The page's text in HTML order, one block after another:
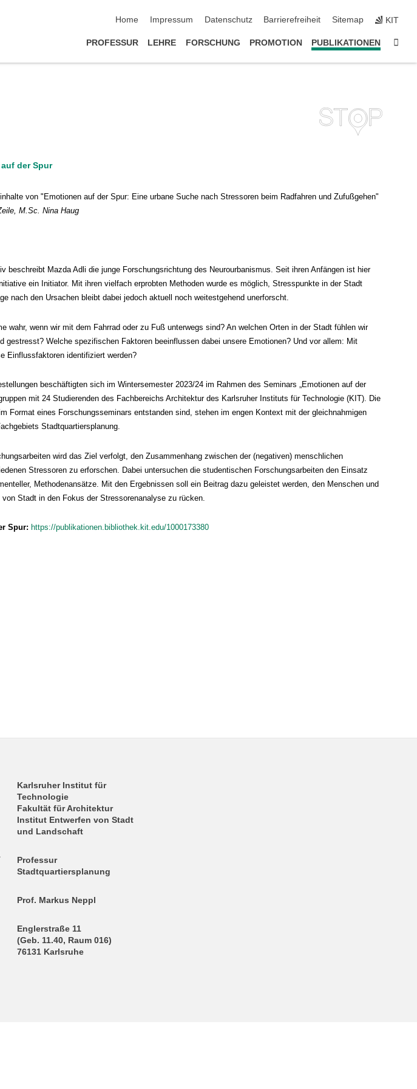
Home
Impressum Datenschutz Barrierefreiheit Sitemap KIT
PROFESSUR LEHRE FORSCHUNG PROMOTION PUBLIKATIONEN
der Spur
von "Emotionen auf der Spur: Eine urbane Suche nach Stressoren beim Radfahren und Zufußgehen"
M.Sc. Nina Haug
beschreibt Mazda Adli die junge Forschungsrichtung des Neurourbanismus. Seit ihren Anfängen ist hier
ein Initiator. Mit ihren vielfach erprobten Methoden wurde es möglich, Stresspunkte in der Stadt
nach den Ursachen bleibt dabei jedoch aktuell noch weitestgehend unerforscht.
wahr, wenn wir mit dem Fahrrad oder zu Fuß unterwegs sind? An welchen Orten in der Stadt fühlen wir
gestresst? Welche spezifischen Faktoren beeinflussen dabei unsere Emotionen? Und vor allem: Mit
Einflussfaktoren identifiziert werden?
beschäftigten sich im Wintersemester 2023/24 im Rahmen des Seminars „Emotionen auf der
mit 24 Studierenden des Fachbereichs Architektur des Karlsruher Instituts für Technologie (KIT). Die
Format eines Forschungsseminars entstanden sind, stehen im engen Kontext mit der gleichnahmigen
Stadtquartiersplanung.
wird das Ziel verfolgt, den Zusammenhang zwischen der (negativen) menschlichen
Stressoren zu erforschen. Dabei untersuchen die studentischen Forschungsarbeiten den Einsatz
Methodenansätze. Mit den Ergebnissen soll ein Beitrag dazu geleistet werden, den Menschen und
Stadt in den Fokus der Stressorenanalyse zu rücken.
Spur: https://publikationen.bibliothek.kit.edu/1000173380
Karlsruher Institut für
Technologie
Fakultät für Architektur
Institut Entwerfen von Stadt
und Landschaft
Professur
Stadtquartiersplanung
Prof. Markus Neppl
Englerstraße 11
(Geb. 11.40, Raum 016)
76131 Karlsruhe